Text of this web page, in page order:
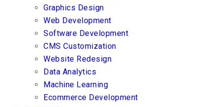
Graphics Design
Web Development
Software Development
CMS Customization
Website Redesign
Data Analytics
Machine Learning
Ecommerce Development